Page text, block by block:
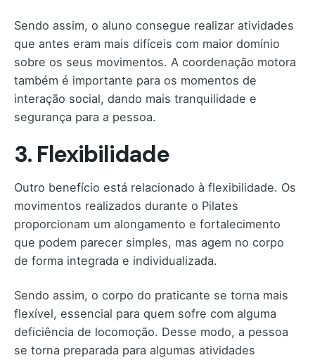
Sendo assim, o aluno consegue realizar atividades
que antes eram mais difíceis com maior domínio
sobre os seus movimentos. A coordenação motora
também é importante para os momentos de
interação social, dando mais tranquilidade e
segurança para a pessoa.
3. Flexibilidade
Outro benefício está relacionado à flexibilidade. Os
movimentos realizados durante o Pilates
proporcionam um alongamento e fortalecimento
que podem parecer simples, mas agem no corpo
de forma integrada e individualizada.
Sendo assim, o corpo do praticante se torna mais
flexível, essencial para quem sofre com alguma
deficiência de locomoção. Desse modo, a pessoa
se torna preparada para algumas atividades